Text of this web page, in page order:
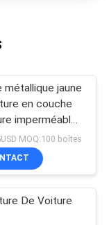
métallique jaune
en couche
imperméable
pratique anti-
MOQ:100 boîtes
De Voiture